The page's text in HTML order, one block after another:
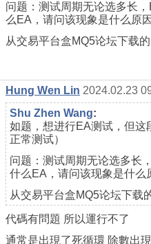
问题：测试周期无论选多长
么EA，请问该现象是什么原
从交易平台盒MQ5论坛下载
Hung Wen Lin 2024.02.23
Shu Zhen Wang:
如题，想进行EA测试，但这
正常测试）
问题：测试周期无论选多长
什么EA，请问该现象是什么
从交易平台盒MQ5论坛下载
代碼有問題 所以運行不了
通常是出現了死循環 除數出